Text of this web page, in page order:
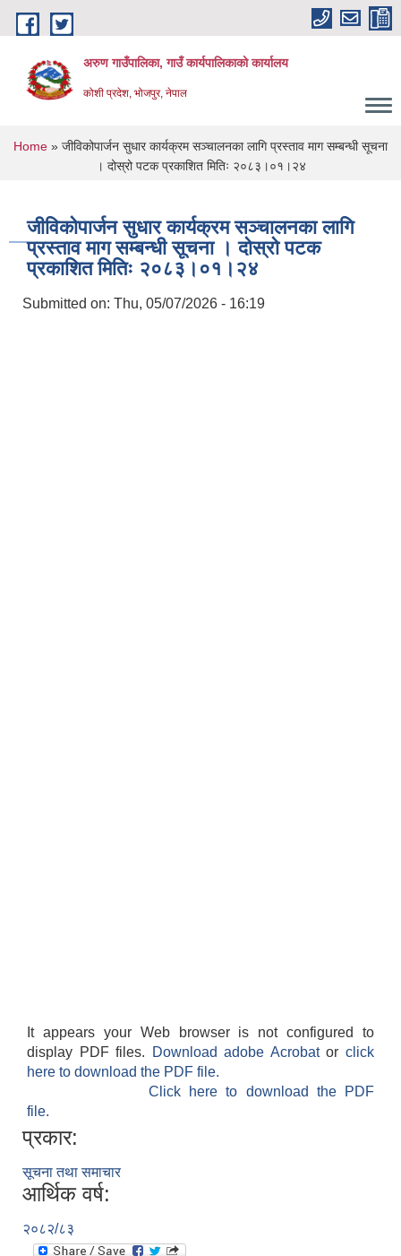
Skip to main content
अरुण गाउँपालिका, गाउँ कार्यपालिकाको कार्यालय
कोशी प्रदेश, भोजपुर, नेपाल
You are here
Home » जीविकोपार्जन सुधार कार्यक्रम सञ्चालनका लागि प्रस्ताव माग सम्बन्धी सूचना
। दोस्रो पटक प्रकाशित मितिः २०८३।०१।२४
जीविकोपार्जन सुधार कार्यक्रम सञ्चालनका लागि
प्रस्ताव माग सम्बन्धी सूचना । दोस्रो पटक
प्रकाशित मितिः २०८३।०१।२४
Submitted on: Thu, 05/07/2026 - 16:19
It appears your Web browser is not configured to
display PDF files.
Download adobe Acrobatorclick
here to download the PDF file.
Click here to download the PDF
file.
प्रकार:
सूचना तथा समाचार
आर्थिक वर्ष:
२०८२/८३